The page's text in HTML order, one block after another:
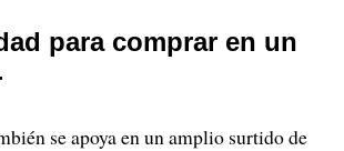
para comprar en un
se apoya en un amplio surtido de